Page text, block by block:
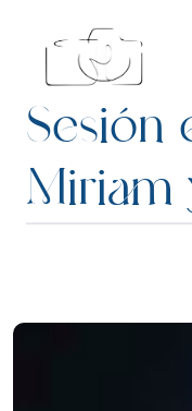
Sesión
Miriam